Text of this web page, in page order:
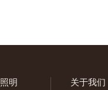
明 关于我们